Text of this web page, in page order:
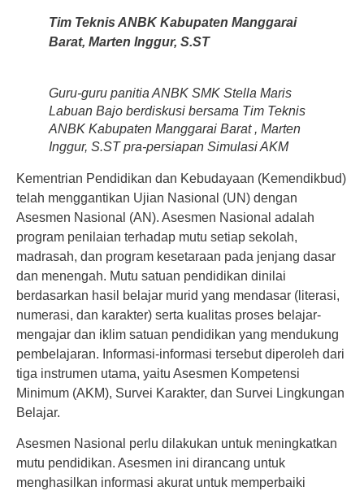
Tim Teknis ANBK Kabupaten Manggarai
Barat, Marten Inggur, S.ST
Guru-guru panitia ANBK SMK Stella Maris
Labuan Bajo berdiskusi bersama Tim Teknis
ANBK Kabupaten Manggarai Barat , Marten
Inggur, S.ST pra-persiapan Simulasi AKM
Kementrian Pendidikan dan Kebudayaan (Kemendikbud)
telah menggantikan Ujian Nasional (UN) dengan
Asesmen Nasional (AN). Asesmen Nasional adalah
program penilaian terhadap mutu setiap sekolah,
madrasah, dan program kesetaraan pada jenjang dasar
dan menengah. Mutu satuan pendidikan dinilai
berdasarkan hasil belajar murid yang mendasar (literasi,
numerasi, dan karakter) serta kualitas proses belajar-
mengajar dan iklim satuan pendidikan yang mendukung
pembelajaran. Informasi-informasi tersebut diperoleh dari
tiga instrumen utama, yaitu Asesmen Kompetensi
Minimum (AKM), Survei Karakter, dan Survei Lingkungan
Belajar.
Asesmen Nasional perlu dilakukan untuk meningkatkan
mutu pendidikan. Asesmen ini dirancang untuk
menghasilkan informasi akurat untuk memperbaiki